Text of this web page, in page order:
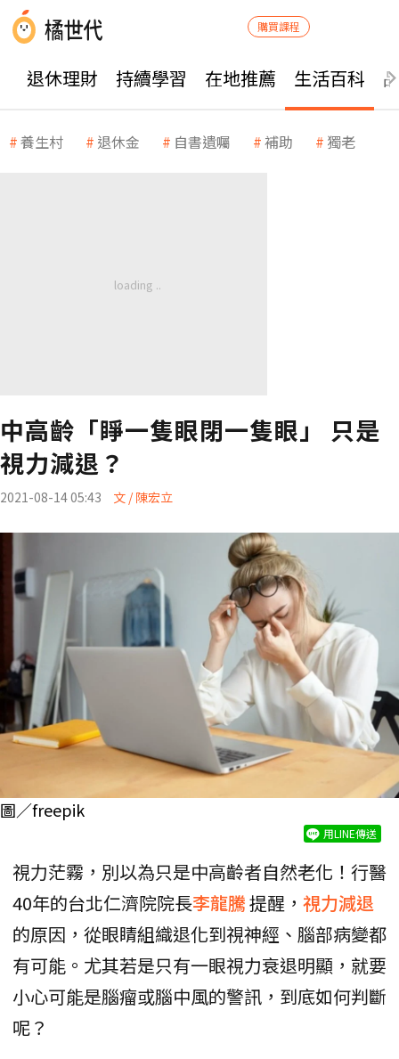
購買課程
退休理財 持續學習 在地推薦 生活百科
養生村 退休金 自書遺囑 補助 獨老
中高齡「睜一隻眼閉一隻眼」 只是
視力減退？
2021-08-14 05:43 文 / 陳宏立
圖／freepik
用LINE傳送
視力茫霧，別以為只是中高齡者自然老化！行醫
40年的台北仁濟院院長李龍騰提醒， 視力減退
的原因，從眼睛組織退化到視神經、腦部病變都
有可能。尤其若是只有一眼視力衰退明顯，就要
小心可能是腦瘤或腦中風的警訊，到底如何判斷
呢？